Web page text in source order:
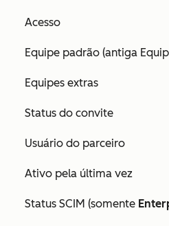
Acesso
Equipe padrão (antiga
Equipes extras
Status do convite
Usuário do parceiro
Ativo pela última vez
Status SCIM (somente